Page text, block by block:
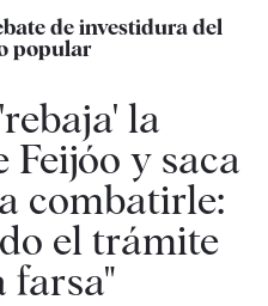
de investidura del
popular
la
y saca
combatirle:
el trámite
farsa"